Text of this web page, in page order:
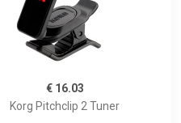
€ 16.03
Korg Pitchclip 2 Tuner